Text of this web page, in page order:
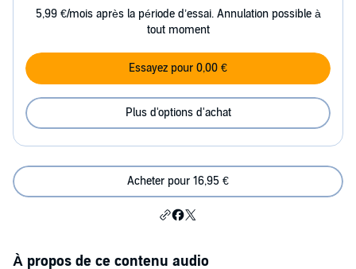
5,99 €/mois après la période d’essai. Annulation possible à
tout moment
Essayez pour 0,00 €
Plus d'options d'achat
Acheter pour 16,95 €
À propos de ce contenu audio